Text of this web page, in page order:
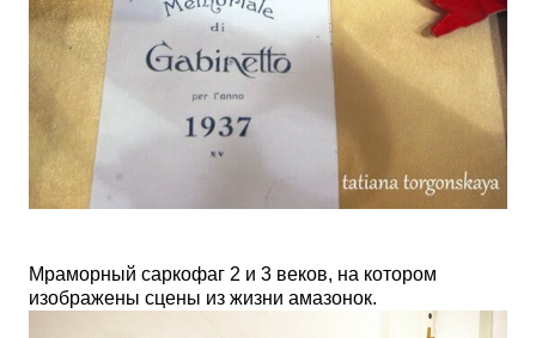
Мраморный саркофаг 2 и 3 веков, на котором
изображены сцены из жизни амазонок.